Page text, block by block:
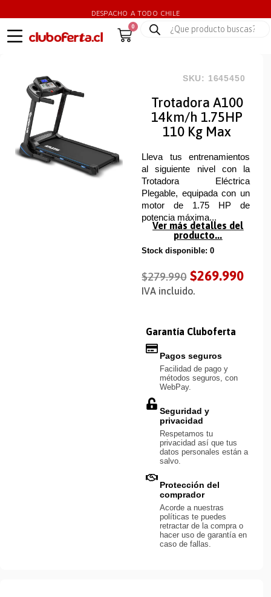
DESPACHO A TODO CHILE
0
SKU: 1645450
Trotadora A100
14km/h 1.75HP
110 Kg Max
Lleva tus entrenamientos
al siguiente nivel con la
Trotadora Eléctrica
Plegable, equipada con un
motor de 1.75 HP de
potencia máxima...
Ver más detalles del
producto...
Stock disponible: 0
$279.990 $269.990
IVA incluido.
Garantía Cluboferta
Pagos seguros
Facilidad de pago y
métodos seguros, con
WebPay.
Seguridad y
privacidad
Respetamos tu
privacidad así que tus
datos personales están a
salvo.
Protección del
comprador
Acorde a nuestras
políticas te puedes
retractar de la compra o
hacer uso de garantía en
caso de fallas.